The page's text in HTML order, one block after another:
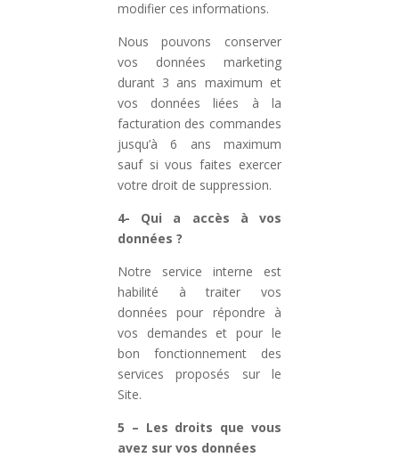
modifier ces informations.
Nous pouvons conserver
vos données marketing
durant 3 ans maximum et
vos données liées à la
facturation des commandes
jusqu’à 6 ans maximum
sauf si vous faites exercer
votre droit de suppression.
4- Qui a accès à vos
données ?
Notre service interne est
habilité à traiter vos
données pour répondre à
vos demandes et pour le
bon fonctionnement des
services proposés sur le
Site.
5 – Les droits que vous
avez sur vos données